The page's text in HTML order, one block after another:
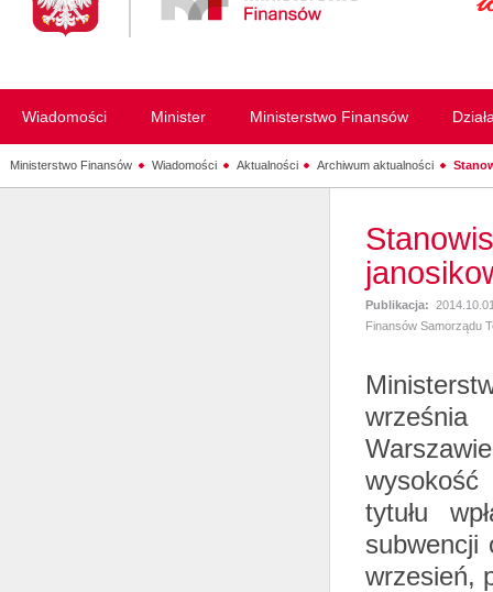
Wiadomości Minister Ministerstwo Finansów
Ministerstwo Finansów Wiadomości Aktualności Archiwum aktualności
Publikacja:
Finansów Samorządu
tytułu
subwencji
wrzesień,